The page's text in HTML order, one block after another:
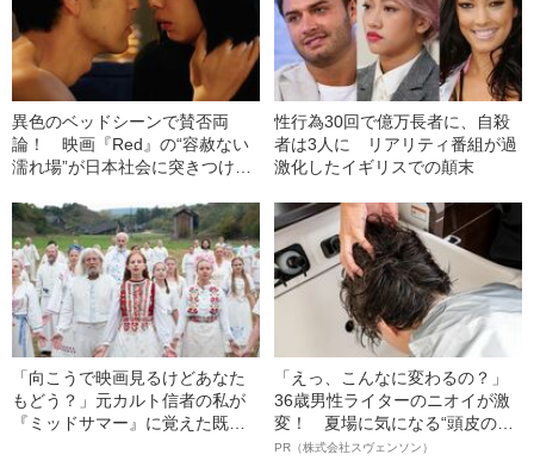
異色のベッドシーンで賛否両
論！ 映画『Red』の“容赦ない
濡れ場”が日本社会に突きつけた
性行為30回で億万長者に、自殺
者は3人に リアリティ番組が過
激化したイギリスでの顛末
「向こうで映画見るけどあなた
もどう？」元カルト信者の私が
『ミッドサマー』に覚えた既視
「えっ、こんなに変わるの？」
36歳男性ライターのニオイが激
変！ 夏場に気になる“頭皮のニ
オイ”や“ベタつき”を解消す
PR（株式会社スヴェンソン）